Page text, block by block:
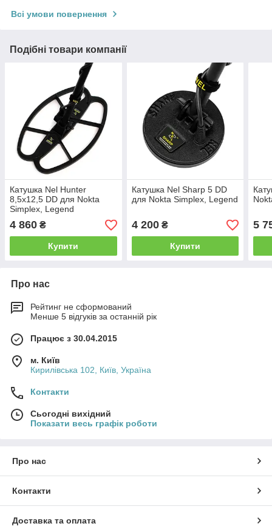
Всі умови повернення
Подібні товари компанії
Катушка Nel Hunter
8,5x12,5 DD для Nokta
Simplex, Legend
4 860 ₴
Купити
Катушка Nel Sharp 5 DD
для Nokta Simplex, Legend
4 200₴
Купити
5
Про нас
Рейтинг не сформований
Менше 5 відгуків за останній рік
Працює з 30.04.2015
м. Київ
Кирилівська 102, Київ, Україна
Контакти
Сьогодні вихідний
Показати весь графік роботи
Про нас
Контакти
Доставка та оплата